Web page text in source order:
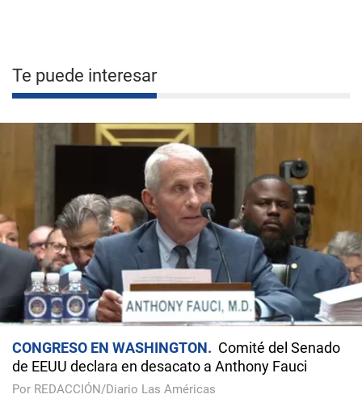
Te puede interesar
CONGRESO EN WASHINGTON
Comité del Senado
de EEUU declara en desacato a Anthony Fauci
Por REDACCIÓN/Diario Las Américas